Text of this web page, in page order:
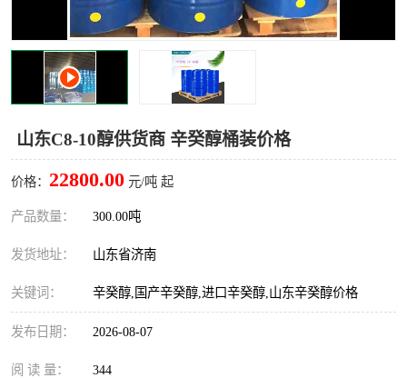
山东C8-10醇供货商 辛癸醇桶装价格
价格： 22800.00 元/吨 起
产品数量： 300.00吨
发货地址： 山东省济南
关键词： 辛癸醇,国产辛癸醇,进口辛癸醇,山东辛癸醇价格
发布日期： 2026-08-07
阅 读 量： 344
乙醇钠 三乙胺
丙二醇甲醚醋酸酯 丙酸乙酯
醛类
酯类
烷烃化工原料 合成中间体